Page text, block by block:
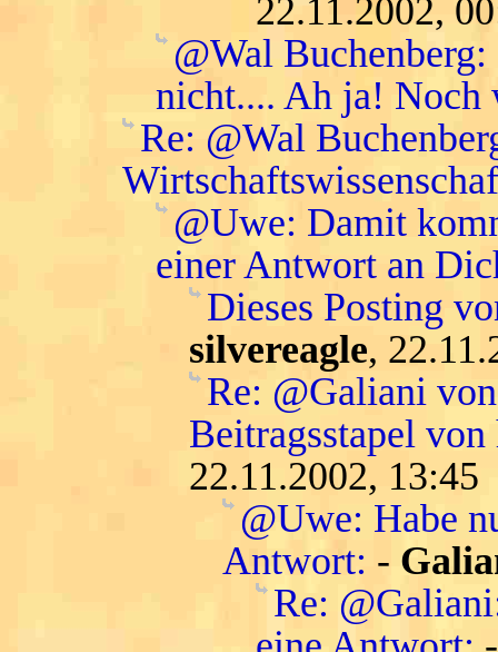
22.11.2002,
@Wal
nicht.... Ah ja! Noch
Re: @Wal
@Uwe: Damit
einer Antwort an
Dieses Posting
silvereagle,
Re: @Galiani
Beitragsstapel von
22.11.2002, 13:45
@Uwe: Habe
Antwort: -
Re: